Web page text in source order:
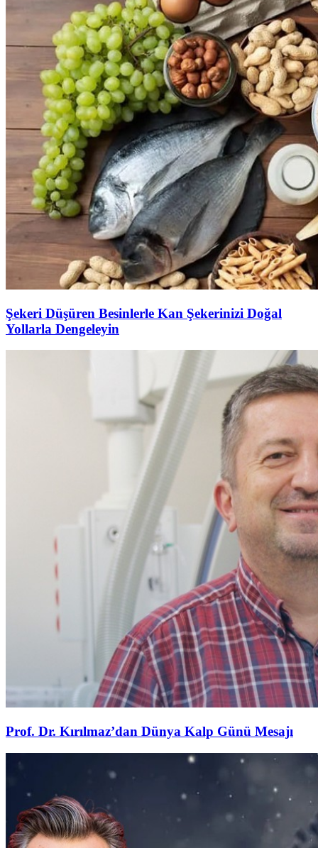
Şekeri Düşüren Besinlerle Kan Şekerinizi Doğal
Yollarla Dengeleyin
Prof. Dr. Kırılmaz’dan Dünya Kalp Günü Mesajı